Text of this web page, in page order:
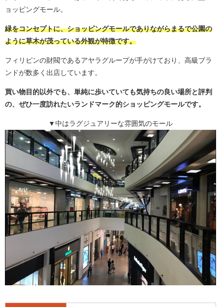
ョッピングモール。
緑をコンセプトに、ショッピングモールでありながらまるで公園の
ように草木が茂っている外観が特徴です。
フィリピンの財閥であるアヤラグループが手がけており、高級ブラ
ンドが数多く出店しています。
買い物目的以外でも、単純に歩いていても気持ちの良い場所と評判
の、ぜひ一度訪れたいランドマーク的ショッピングモールです。
▼中はラグジュアリーな雰囲気のモール